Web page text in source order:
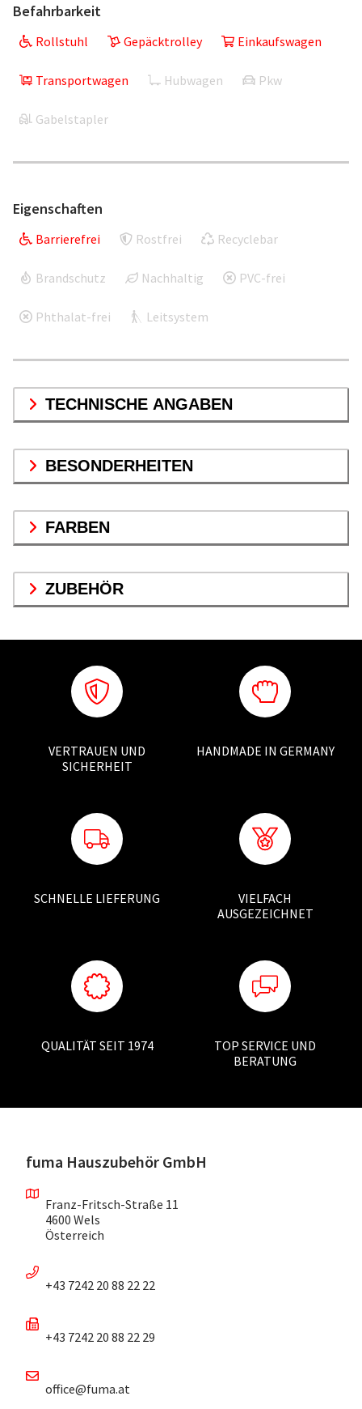
Befahrbarkeit
Rollstuhl Gepäcktrolley Einkaufswagen
Transportwagen Hubwagen Pkw
Gabelstapler
Eigenschaften
Barrierefrei Rostfrei Recyclebar
Brandschutz Nachhaltig PVC-frei
Phthalat-frei Leitsystem
TECHNISCHE ANGABEN
BESONDERHEITEN
FARBEN
ZUBEHÖR
VERTRAUEN UND
SICHERHEIT
HANDMADE IN GERMANY
SCHNELLE LIEFERUNG
VIELFACH
AUSGEZEICHNET
QUALITÄT SEIT 1974
TOP SERVICE UND
BERATUNG
fuma Hauszubehör GmbH
Franz-Fritsch-Straße 11
4600 Wels
Österreich
+43 7242 20 88 22 22
+43 7242 20 88 22 29
office@fuma.at